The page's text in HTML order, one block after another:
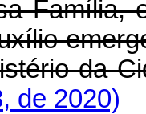
Família,
de 2020)